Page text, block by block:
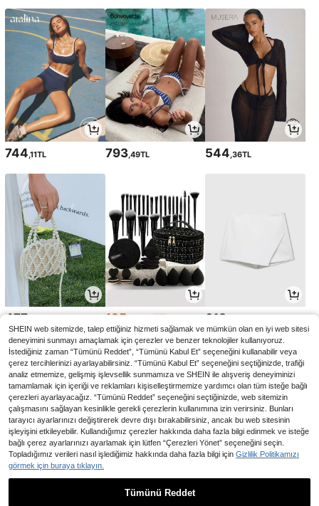
744,11TL 793,49TL 544,36TL
477 195 618
502
SHEIN web sitemizde, talep ettiğiniz hizmeti sağlamak ve mümkün olan en iyi web sitesi
deneyimini sunmayı amaçlamak için çerezler ve benzer teknolojiler kullanıyoruz.
İstediğiniz zaman “Tümünü Reddet”, “Tümünü Kabul Et” seçeneğini kullanabilir veya
çerez tercihlerinizi ayarlayabilirsiniz. “Tümünü Kabul Et” seçeneğini seçtiğinizde, trafiği
analiz etmemize, gelişmiş işlevsellik sunmamıza ve SHEIN ile alışveriş deneyiminizi
tamamlamak için içeriği ve reklamları kişiselleştirmemize yardımcı olan tüm isteğe bağlı
çerezleri ayarlayacağız. “Tümünü Reddet” seçeneğini seçtiğinizde, web sitemizin
çalışmasını sağlayan kesinlikle gerekli çerezlerin kullanımına izin verirsiniz. Bunları
tarayıcı ayarlarınızı değiştirerek devre dışı bırakabilirsiniz, ancak bu web sitesinin
işleyişini etkileyebilir. Kullandığımız çerezler hakkında daha fazla bilgi edinmek ve isteğe
bağlı çerez ayarlarınızı ayarlamak için lütfen “Çerezleri Yönet” seçeneğini seçin.
Topladığımız verileri nasıl işlediğimiz hakkında daha fazla bilgi için Gizlilik Politikamızı
görmek için buraya tıklayın.
Tümünü Reddet